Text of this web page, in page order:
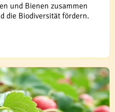
und Bienen zusammen
die Biodiversität fördern.